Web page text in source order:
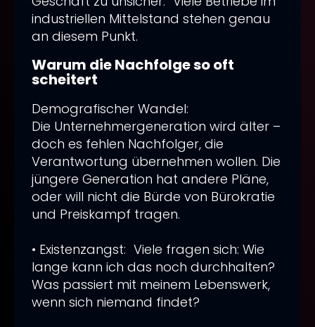
überflügelt!
Dein Sales Funnel: Wie Du 5 Phasen
beherrschst & Deinen Online-
Shop-Umsatz um bis zu 95%
steigerst
Dein Gamechanger für
Neukundengewinnung: So
verwandelst Du Website-
Anfragen in Gold – Die 7-Schritte-
Strategie!
industriellen Mittelstand stehen genau
an diesem Punkt.
Warum die Nachfolge so oft
scheitert
Demografischer Wandel:
Die Unternehmergeneration wird älter –
doch es fehlen Nachfolger, die
Verantwortung übernehmen wollen. Die
jüngere Generation hat andere Pläne,
oder will nicht die Bürde von Bürokratie
und Preiskampf tragen.
• Existenzangst: Viele fragen sich: Wie
lange kann ich das noch durchhalten?
Was passiert mit meinem Lebenswerk,
wenn sich niemand findet?